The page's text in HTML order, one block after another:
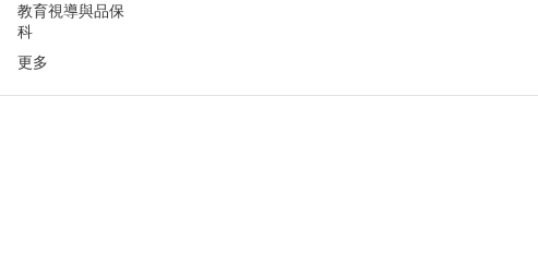
教育視導與品保
科
更多